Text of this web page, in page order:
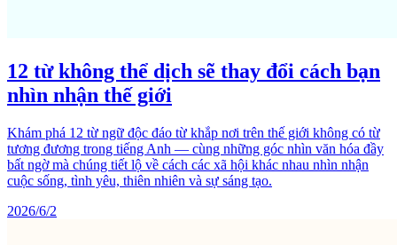
12 từ không thể dịch sẽ thay đổi cách bạn
nhìn nhận thế giới
Khám phá 12 từ ngữ độc đáo từ khắp nơi trên thế giới không có từ
tương đương trong tiếng Anh — cùng những góc nhìn văn hóa đầy
bất ngờ mà chúng tiết lộ về cách các xã hội khác nhau nhìn nhận
cuộc sống, tình yêu, thiên nhiên và sự sáng tạo.
2026/6/2